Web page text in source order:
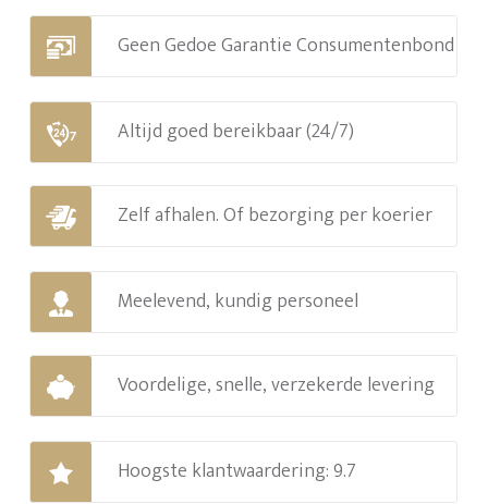
Geen Gedoe Garantie Consumentenbond
Altijd goed bereikbaar (24/7)
Zelf afhalen. Of bezorging per koerier
Meelevend, kundig personeel
Voordelige, snelle, verzekerde levering
Hoogste klantwaardering: 9.7